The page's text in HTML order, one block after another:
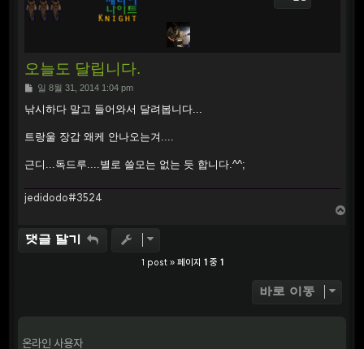
오늘도 달립니다.
P
s
일 8월 31, 2014 1:04 pm
낚시하다 말고 들어와서 달려봅니다...
트랑울 장갑 왜케 안나오는겨....
근디...독드루....별로 쓸모는 없는 듯 합니다.^^;
jedidodo#3524
댓글 달기
1 post » 페이지 1중 1
바로 이동
온라인 사용자